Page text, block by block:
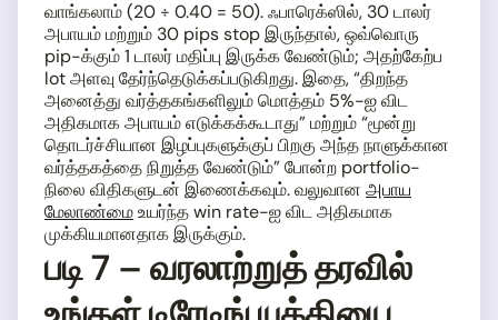
வாங்கலாம் (20 ÷ 0.40 = 50). ஃபாரெக்ஸில், 30 டாலர்
அபாயம் மற்றும் 30 pips stop இருந்தால், ஒவ்வொரு
pip-க்கும் 1 டாலர் மதிப்பு இருக்க வேண்டும்; அதற்கேற்ப
lot அளவு தேர்ந்தெடுக்கப்படுகிறது. இதை, “திறந்த
அனைத்து வர்த்தகங்களிலும் மொத்தம் 5%-ஐ விட
அதிகமாக அபாயம் எடுக்கக்கூடாது” மற்றும் “மூன்று
தொடர்ச்சியான இழப்புகளுக்குப் பிறகு அந்த நாளுக்கான
வர்த்தகத்தை நிறுத்த வேண்டும்” போன்ற portfolio-
நிலை விதிகளுடன் இணைக்கவும். வலுவான அபாய
மேலாண்மைஉயர்ந்த win rate-ஐ விட அதிகமாக
முக்கியமானதாக இருக்கும்.
படி 7 – வரலாற்றுத் தரவில்